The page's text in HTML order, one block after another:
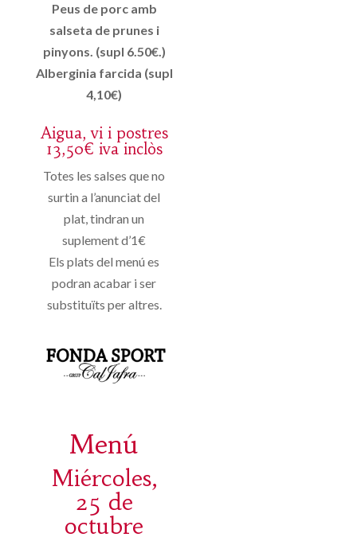
Peus de porc amb
salseta de prunes i
pinyons. (supl 6.50€.)
Alberginia farcida (supl
4,10€)
Aigua, vi i postres
13,50€ iva inclòs
Totes les salses que no
surtin a l’anunciat del
plat, tindran un
suplement d’1€
Els plats del menú es
podran acabar i ser
substituïts per altres.
Menú
Miércoles,
25 de
octubre